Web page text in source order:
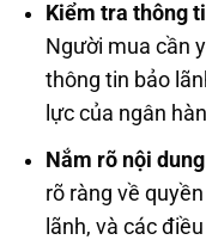
Kiểm tra thông
Người mua cần
thông tin bảo
lực của ngân
Nắm rõ nội
rõ ràng về
lãnh, và các